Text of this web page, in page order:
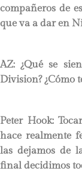
compañeros de
que va a dar en
AZ: ¿Qué se
Division? ¿Cómo
Peter Hook:
hace realmente
las dejamos de
final decidimos